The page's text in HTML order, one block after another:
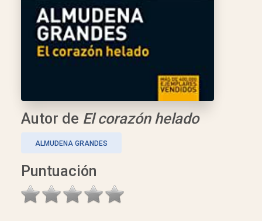
Autor de El corazón helado
ALMUDENA GRANDES
Puntuación